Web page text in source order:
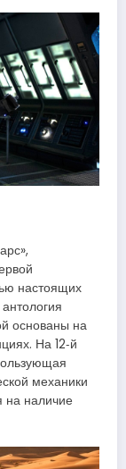
настоящих
основаны на
На 12‑й
механики
на наличие